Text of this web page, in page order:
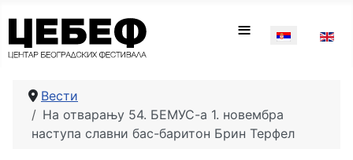
≡
Вести
На отварању 54. БЕМУС-а 1. новембра
наступа славни бас-баритон Брин Терфел